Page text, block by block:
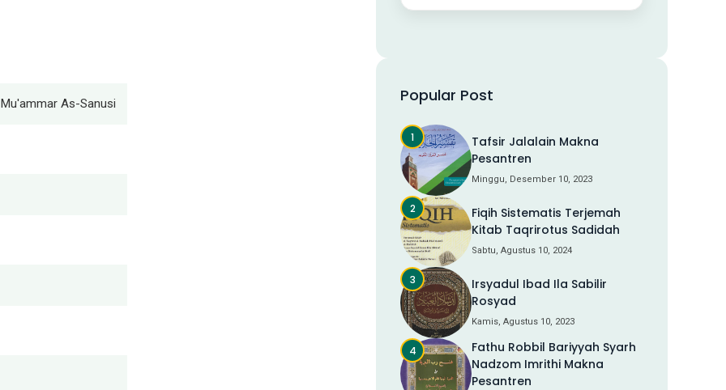
As-Sanusi Popular Post
Tafsir Jalalain Makna
Pesantren
Minggu, Desember 10, 2023
Fiqih Sistematis Terjemah
Kitab Taqrirotus Sadidah
Sabtu, Agustus 10, 2024
Irsyadul Ibad Ila Sabilir
Rosyad
Kamis, Agustus 10, 2023
Fathu Robbil Bariyyah Syarh
Nadzom Imrithi Makna
Pesantren